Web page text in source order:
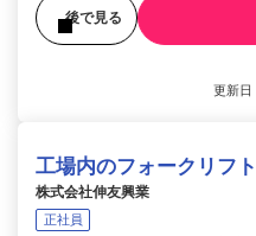
後で見る
更新
工場内のフォークリフ
株式会社伸友興業
正社員